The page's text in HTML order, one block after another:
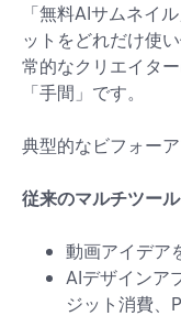
「無料AIサムネイ
ットをどれだけ使
常的なクリエイタ
「手間」です。
典型的なビフォーア
従来のマルチツー
動画アイデア
AIデザインア
ジット消費、